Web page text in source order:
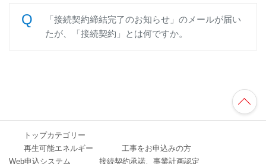
「接続契約締結完了のお知らせ」のメールが届い
たが、「接続契約」とは何ですか。
TO
P
へ
トップカテゴリー
再生可能エネルギー
工事をお申込みの方
Web申込システム
接続契約承諾、事業計画認定